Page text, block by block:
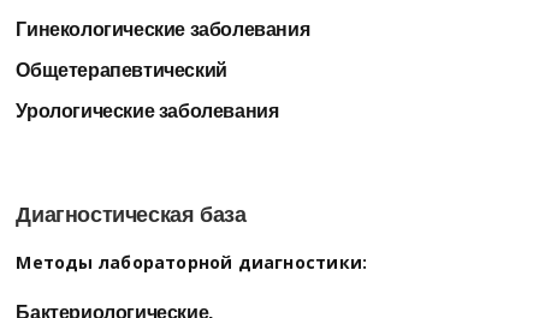
Гинекологические заболевания
Общетерапевтический
Урологические заболевания
Диагностическая база
Методы лабораторной диагностики:
Бактериологические.